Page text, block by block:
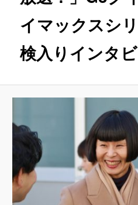
イマックスシ
検入りインタ